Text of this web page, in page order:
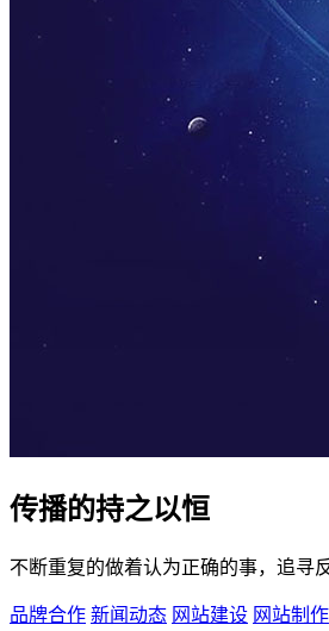
传播的持之以恒
不断重复的做着认为正确的事，追寻
品牌合作 新闻动态 网站建设 网站制作